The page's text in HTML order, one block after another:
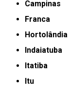
Campinas
Franca
Hortolândia
Indaiatuba
Itatiba
Itu